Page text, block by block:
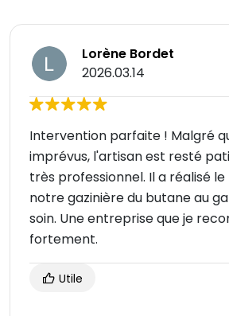
Lorène Bordet
2026.03.14
Intervention parfaite ! Malgré
imprévus, l'artisan est resté
très professionnel. Il a réalisé
notre gazinière du butane au
soin. Une entreprise que je
fortement.
Utile